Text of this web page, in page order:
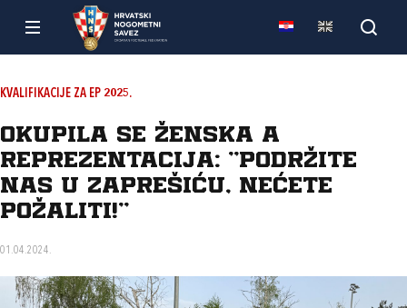
KVALIFIKACIJE ZA EP 2025.
Okupila se ženska A
reprezentacija: "Podržite
nas u Zaprešiću, nećete
požaliti!"
01.04.2024.